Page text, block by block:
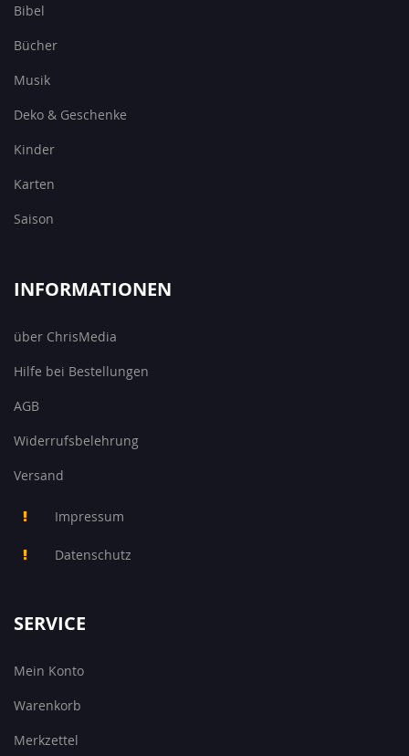
Bibel
Bücher
Musik
Deko & Geschenke
Kinder
Karten
Saison
INFORMATIONEN
über ChrisMedia
Hilfe bei Bestellungen
AGB
Widerrufsbelehrung
Versand
Impressum
Datenschutz
SERVICE
Mein Konto
Warenkorb
Merkzettel